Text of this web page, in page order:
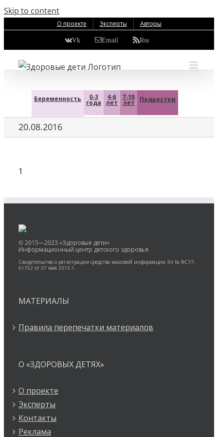
Skip to content
О проекте Эксперты Авторы
Vk Email Rss
Беременность 0-3
года
4-6
лет
7-10
лет Подростки
20.08.2016
1
© 2015—2023 «Здоровые дети»
Информационный центр детского здоровья
Свидетельство о регистрации средства массовой информации Эл № ФС77-
61752 от 07 мая 2015 г.
МАТЕРИАЛЫ
Правила перепечатки материалов
О «ЗДОРОВЫХ ДЕТЯХ»
О проекте
Эксперты
Контакты
Реклама